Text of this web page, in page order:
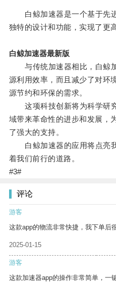
白鲸加速器是一个基于先
独特的设计和功能，实现了更
白鲸加速器最新版
与传统加速器相比，白鲸
源利用效率，而且减少了对环
源节约和环保的需求。
这项科技创新将为科学研
域带来革命性的进步和发展，
了强大的支持。
白鲸加速器的应用将点亮
着我们前行的道路。
#3#
评论
游客
这款app的物流非常快捷，我下单后
2025-01-15
游客
这款加速器app的操作非常简单，一